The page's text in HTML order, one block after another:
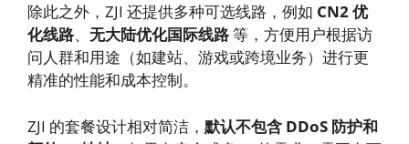
除此之外，ZJI 还提供多种可选线路，例如 CN2 优
化线路、 无大陆优化国际线路等，方便用户根据访
问人群和用途（如建站、游戏或跨境业务）进行更
精准的性能和成本控制。
ZJI 的套餐设计相对简洁， 默认不包含 DDoS 防护和